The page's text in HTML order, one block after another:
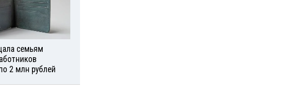
семьям
2 млн рублей